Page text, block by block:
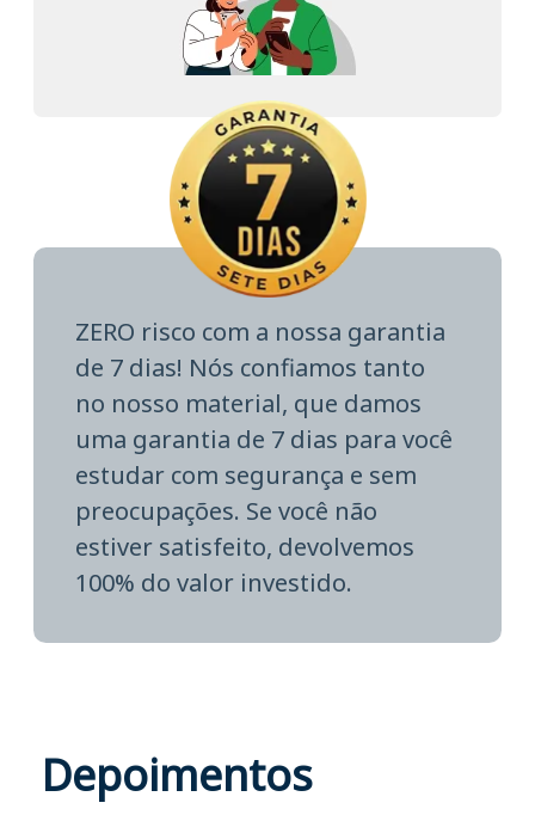
ZERO risco com a nossa garantia
de 7 dias! Nós confiamos tanto
no nosso material, que damos
uma garantia de 7 dias para você
estudar com segurança e sem
preocupações. Se você não
estiver satisfeito, devolvemos
100% do valor investido.
Depoimentos